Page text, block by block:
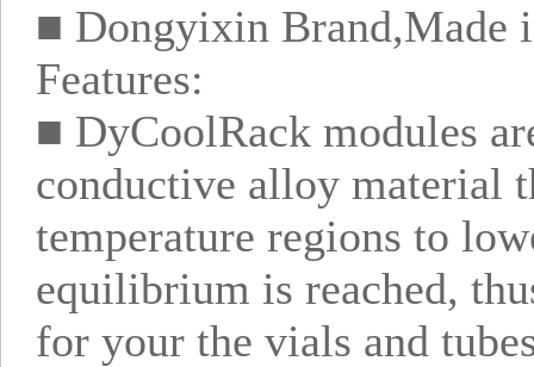
■ Dongyixin Brand,Made
Features:
■ DyCoolRack modules
conductive alloy material
temperature regions to
equilibrium is reached,
for your the vials and